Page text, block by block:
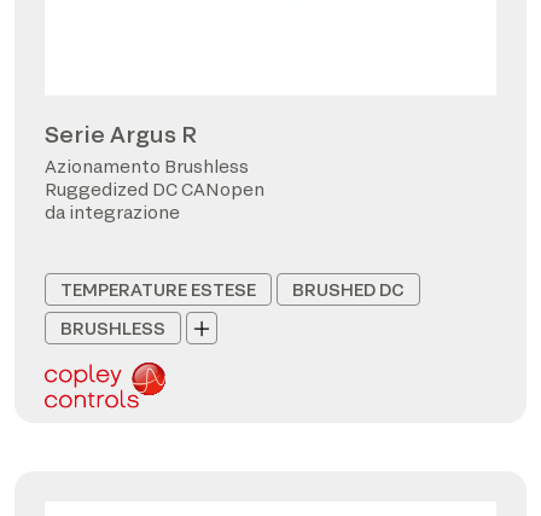
Serie Argus R
Azionamento Brushless
Ruggedized DC CANopen
da integrazione
TEMPERATURE ESTESE
BRUSHED DC
BRUSHLESS